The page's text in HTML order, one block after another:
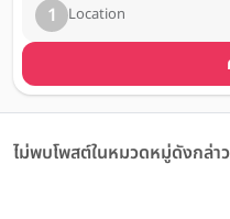
1 Location
ไม่พบโพสต์ในหมวดหมู่ดังกล่าว